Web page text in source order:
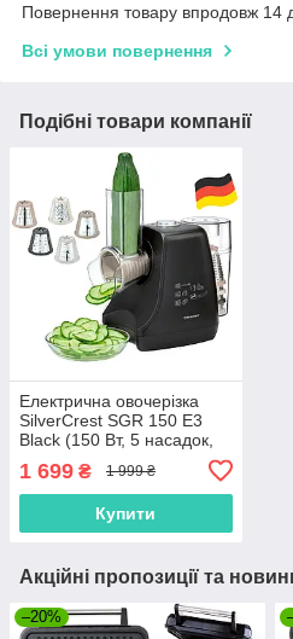
Повернення товару впродовж 14
Всі умови повернення
Подібні товари компанії
Електрична овочерізка
SilverCrest SGR 150 E3
Black (150 Вт, 5 насадок,
Німеччина)
1 699 ₴ 1 999 ₴
Купити
Акційні пропозиції та
–20%